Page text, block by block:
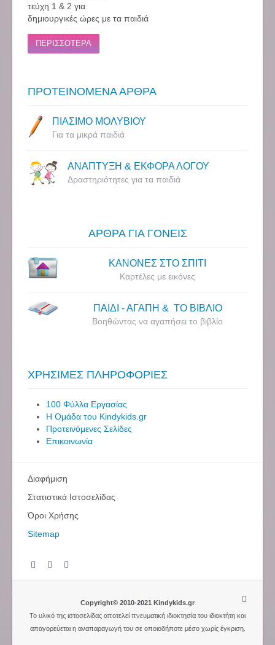
τεύχη 1 & 2 για
δημιουργικές ώρες με τα παιδιά
ΠΕΡΙΣΣΟΤΕΡΑ
ΠΡΟΤΕΙΝΟΜΕΝΑ ΑΡΘΡΑ
ΠΙΑΣΙΜΟ ΜΟΛΥΒΙΟΥ
Για τα μικρά παιδιά
ΑΝΑΠΤΥΞΗ & ΕΚΦΟΡΑ ΛΟΓΟΥ
Δραστηριότητες για τα παιδιά
ΑΡΘΡΑ ΓΙΑ ΓΟΝΕΙΣ
ΚΑΝΟΝΕΣ ΣΤΟ ΣΠΙΤΙ
Καρτέλες με εικόνες
ΠΑΙΔΙ - ΑΓΑΠΗ & ΤΟ ΒΙΒΛΙΟ
Βοηθώντας να αγαπήσει το βιβλίο
ΧΡΗΣΙΜΕΣ ΠΛΗΡΟΦΟΡΙΕΣ
100 Φύλλα Εργασίας
Η Ομάδα του Kindykids.gr
Προτεινόμενες Σελίδες
Επικοινωνία
Διαφήμιση
Στατιστικά Ιστοσελίδας
Όροι Χρήσης
Sitemap
Copyright© 2010-2021 Kindykids.gr
Το υλικό της ιστοσελίδας αποτελεί πνευματική ιδιοκτησία του ιδιοκτήτη και
απαγορεύεται η αναπαραγωγή του σε οποιοδήποτε μέσο χωρίς έγκριση.